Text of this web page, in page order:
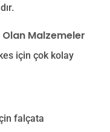
Olan Malzemeler
için çok kolay
falçata